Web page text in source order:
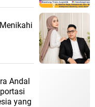
Andal
yang